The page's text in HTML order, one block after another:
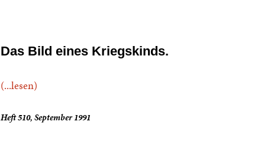
Das Bild eines Kriegskinds.
(...lesen)
Heft 510, September 1991